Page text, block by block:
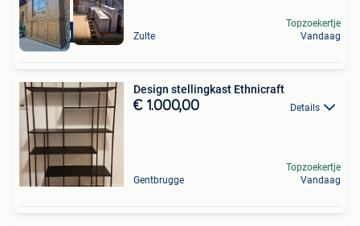
Levering mogelijk Zulte
Topzoekertje
Vandaag
Design stellingkast Ethnicraft
€ 1.000,00 Details
Gentbrugge
Topzoekertje
Vandaag